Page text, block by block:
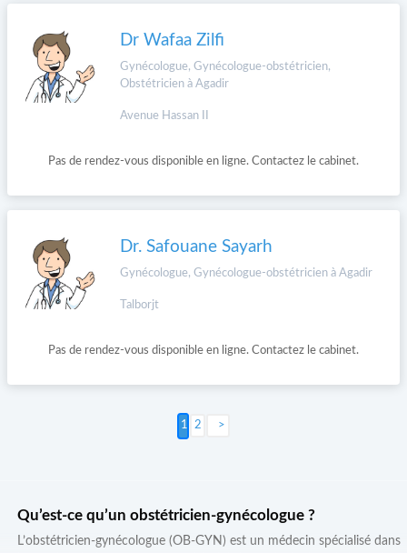
Dr Wafaa Zilfi
Gynécologue, Gynécologue-obstétricien,
Obstétricien à Agadir
Avenue Hassan II
Pas de rendez-vous disponible en ligne. Contactez le cabinet.
Dr. Safouane Sayarh
Gynécologue, Gynécologue-obstétricien à Agadir
Talborjt
Pas de rendez-vous disponible en ligne. Contactez le cabinet.
2 Suivant >
Qu’est-ce qu’un obstétricien-gynécologue ?
L’obstétricien-gynécologue (OB-GYN) est un médecin spécialisé dans